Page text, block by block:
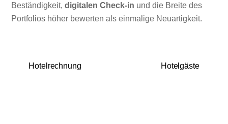
Beständigkeit,digitalen Check-in und die Breite des
Portfolios höher bewerten als einmalige Neuartigkeit.
Hotelrechnung Hotelgäste